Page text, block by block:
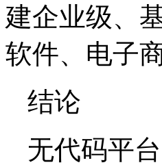
建企业级、
软件、电子
结论
无代码平